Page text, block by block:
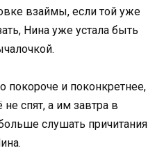
взаймы, если той уже
Нина уже устала быть
покороче и поконкретнее,
спят, а им завтра в
слушать причитания